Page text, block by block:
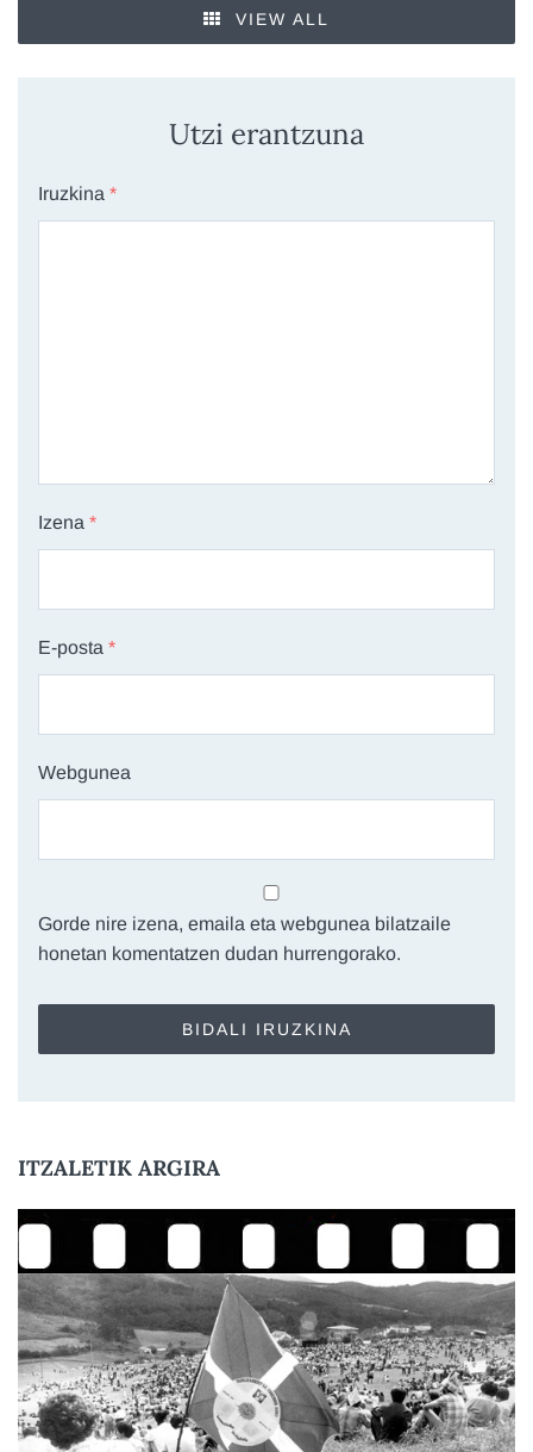
VIEW ALL
Utzi erantzuna
Iruzkina *
Izena *
E-posta *
Webgunea
Gorde nire izena, emaila eta webgunea bilatzaile
honetan komentatzen dudan hurrengorako.
ITZALETIK ARGIRA